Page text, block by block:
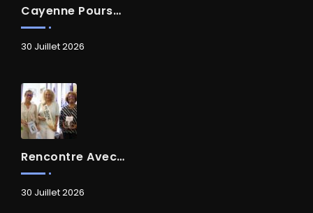
Cayenne Poursuit Sa Transformation
30 Juillet 2026
Rencontre Avec Madame Isabelle FAMARO
30 Juillet 2026